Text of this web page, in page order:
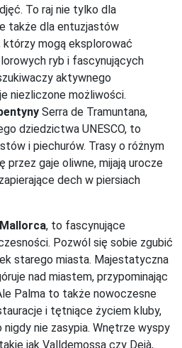
To raj nie tylko dla
także dla entuzjastów
którzy mogą eksplorować
ryb i fascynujących
aktywnego
niezliczone możliwości.
Serra de Tramuntana,
dziedzictwa UNESCO, to
i piechurów. Trasy o różnym
przez gaje oliwne, mijają urocze
dech w piersiach
, to fascynujące
Pozwól się sobie zgubić
starego miasta. Majestatyczna
nad miastem, przypominając
Palma to także nowoczesne
i tętniące życiem kluby,
nie zasypia. Wnętrze wyspy
jak Valldemossa czy Deià,